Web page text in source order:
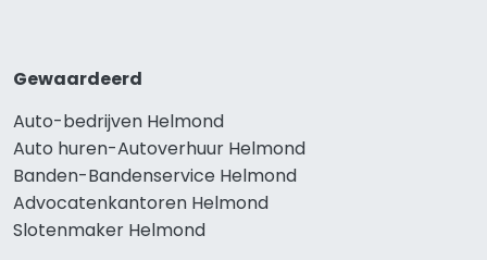
Gewaardeerd
Auto-bedrijven Helmond
Auto huren-Autoverhuur Helmond
Banden-Bandenservice Helmond
Advocatenkantoren Helmond
Slotenmaker Helmond